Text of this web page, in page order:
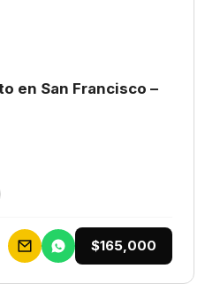
en San Francisco –
$165,000